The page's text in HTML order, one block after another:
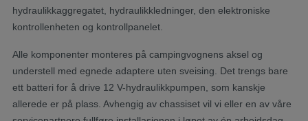
hydraulikkaggregatet, hydraulikkledninger, den elektroniske
kontrollenheten og kontrollpanelet.
Alle komponenter monteres på campingvognens aksel og
understell med egnede adaptere uten sveising. Det trengs bare
ett batteri for å drive 12 V-hydraulikkpumpen, som kanskje
allerede er på plass. Avhengig av chassiset vil vi eller en av våre